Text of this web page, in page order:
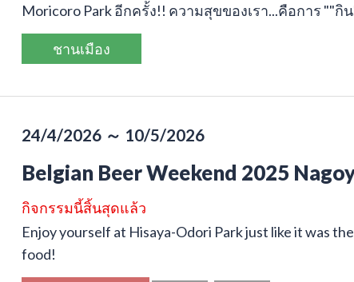
Moricoro Park อีกครั้ง!! ความสุขของเรา...คือการ ""กิ
ชานเมือง
24/4/2026 ～ 10/5/2026
Belgian Beer Weekend 2025
กิจกรรมนี้สิ้นสุดแล้ว
Enjoy yourself at Hisaya-Odori Park just like it was
food!